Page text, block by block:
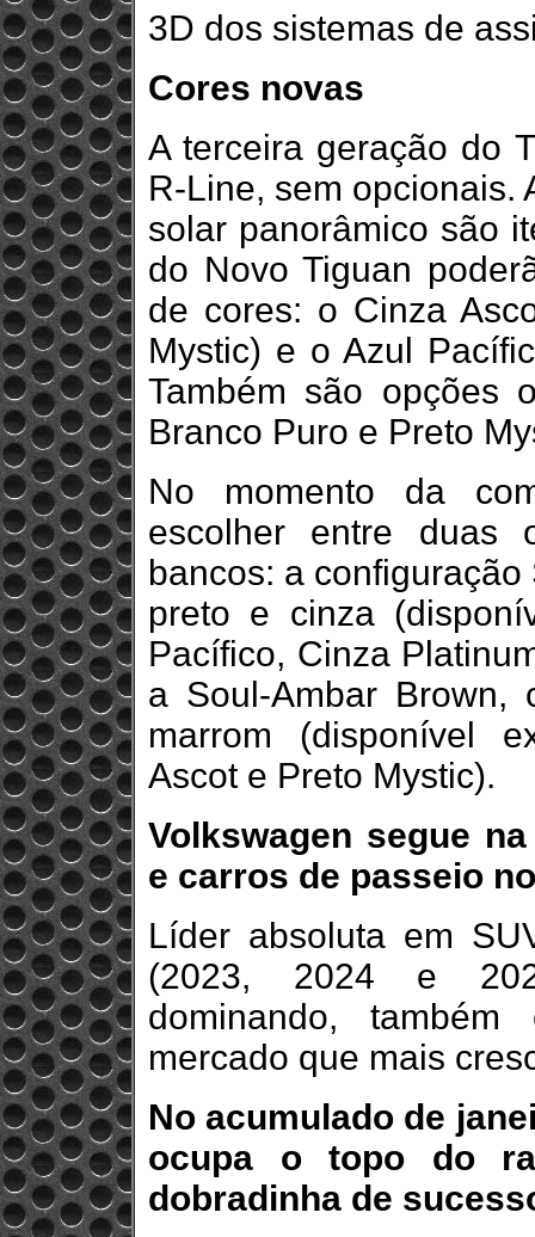
3D dos sistemas de
Cores novas
A terceira geração do
R-Line, sem opcionais.
solar panorâmico são
do Novo Tiguan
de cores: o Cinza
Mystic) e o Azul
Também são opções
Branco Puro e Preto
No momento da
escolher entre duas
bancos: a
preto e cinza
Pacífico, Cinza
a Soul-Ambar Brown,
marrom (disponível
Ascot e Preto Mystic).
Volkswagen segue
e carros de passeio
Líder absoluta em
(2023, 2024 e
dominando,
mercado que mais
No acumulado de
ocupa o topo do
dobradinha de